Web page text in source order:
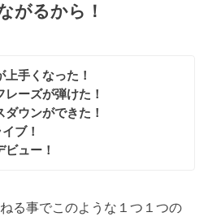
がるから！
上手くなった！
レーズが弾けた！
ダウンができた！
ブ！
ビュー！
る事でこのような１つ１つの